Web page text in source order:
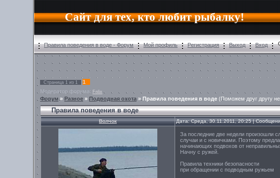
Сайт для тех, кто любит рыбалку!
Правила поведения в воде - Форум Мой профиль Регистрация Выход Вход
Страница 1 из 1
1
Модератор форума: Felix
Форум» Разное » Подводная охота »Правила поведения в воде (Поможем друг другу
Правила поведения в воде
Волчок Дата: Среда, 30.11.2011, 20:25 |
За последние две недели произошли
случаи и с новичками. Поэтому
начинающих подвохов от
Начну с ружей.
Правила техники безопасности
при обращении с подводным ружьем